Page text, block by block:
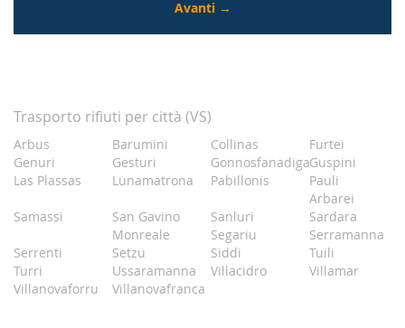
Trasporto rifiuti per città (VS)
Arbus Barumini Collinas
Furtei
Genuri
Gesturi GonnosfanadigaGuspini
Las Plassas
Lunamatrona Pabillonis
Pauli
Arbarei
Samassi
San Gavino
Monreale
Sanluri
Sardara
Segariu
Serramanna
Serrenti
Setzu Siddi
Tuili
Turri
Ussaramanna Villacidro
Villamar
Villanovaforru
Villanovafranca